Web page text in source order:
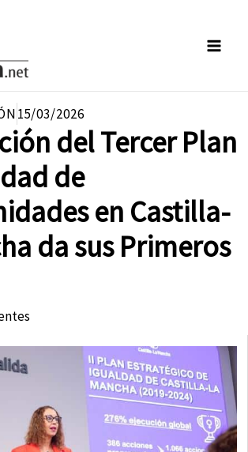
15/03/2026
del Tercer Plan
de
en Castilla-
da sus Primeros